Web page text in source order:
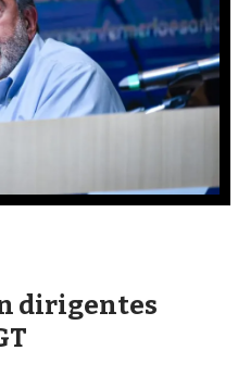
dirigentes